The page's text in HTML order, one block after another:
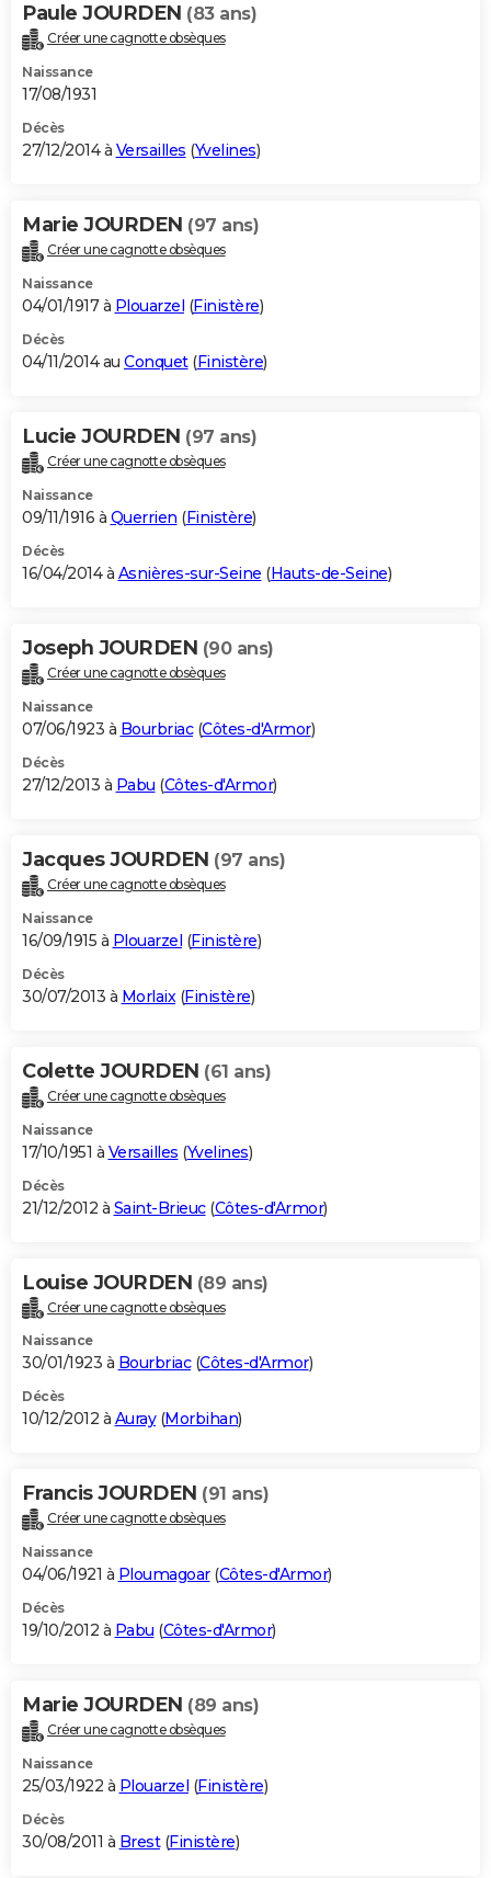
Paule JOURDEN (83 ans)
Créer une cagnotte obsèques
Naissance
17/08/1931
Décès
27/12/2014 à Versailles (Yvelines)
Marie JOURDEN (97 ans)
Créer une cagnotte obsèques
Naissance
04/01/1917 à Plouarzel (Finistère)
Décès
04/11/2014 au Conquet(Finistère)
Lucie JOURDEN (97 ans)
Créer une cagnotte obsèques
Naissance
09/11/1916 à Querrien (Finistère)
Décès
16/04/2014 à Asnières-sur-Seine (Hauts-de-Seine)
Joseph JOURDEN (90 ans)
Créer une cagnotte obsèques
Naissance
07/06/1923 à Bourbriac(Côtes-d'Armor)
Décès
27/12/2013 à Pabu (Côtes-d'Armor)
Jacques JOURDEN (97 ans)
Créer une cagnotte obsèques
Naissance
16/09/1915 à Plouarzel (Finistère)
Décès
30/07/2013 à Morlaix(Finistère)
Colette JOURDEN (61 ans)
Créer une cagnotte obsèques
Naissance
17/10/1951 à Versailles (Yvelines)
Décès
21/12/2012 à Saint-Brieuc(Côtes-d'Armor)
Louise JOURDEN (89 ans)
Créer une cagnotte obsèques
Naissance
30/01/1923 à Bourbriac(Côtes-d'Armor)
Décès
10/12/2012 à Auray(Morbihan)
Francis JOURDEN (91 ans)
Créer une cagnotte obsèques
Naissance
04/06/1921 à Ploumagoar(Côtes-d'Armor)
Décès
19/10/2012 à Pabu (Côtes-d'Armor)
Marie JOURDEN (89 ans)
Créer une cagnotte obsèques
Naissance
25/03/1922 à Plouarzel (Finistère)
Décès
30/08/2011 à Brest(Finistère)